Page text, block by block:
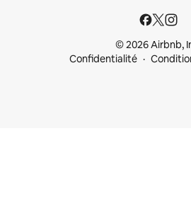
© 2026 Airbnb,
Confidentialité